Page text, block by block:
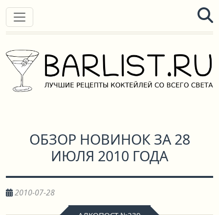
ОБЗОР НОВИНОК ЗА 28
ИЮЛЯ 2010 ГОДА
2010-07-28